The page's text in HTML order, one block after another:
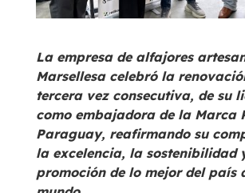
La empresa de alfajores
Marsellesa celebró la
tercera vez consecutiva, de su
como embajadora de la Marca
Paraguay, reafirmando su
la excelencia, la sostenibilidad
promoción de lo mejor del país